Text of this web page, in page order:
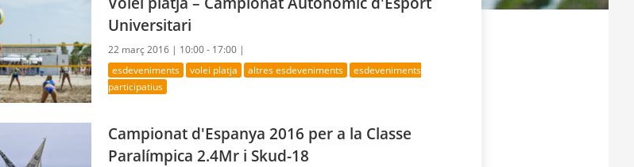
Universitari
22 març 2016 | 10:00 - 17:00 |
esdeveniments volei platja altres esdeveniments
esdeveniments
participatius
Campionat d'Espanya 2016 per a la Classe
Paralímpica 2.4Mr i Skud-18